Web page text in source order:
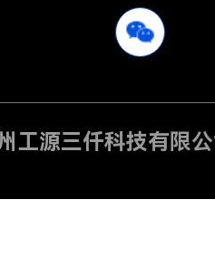
工源三仟科技有限